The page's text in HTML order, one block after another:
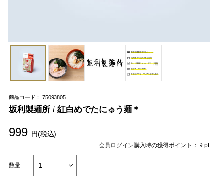
商品コード： 75093805
坂利製麺所 / 紅白めでたにゅう麺＊
999 円(税込)
会員ログイン購入時の獲得ポイント： 9 pt
数量